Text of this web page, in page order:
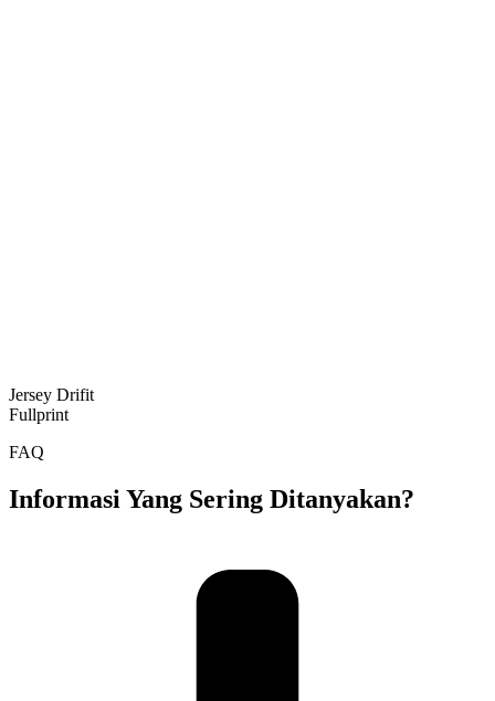
Jersey Drifit
Fullprint
FAQ
Informasi Yang Sering Ditanyakan?